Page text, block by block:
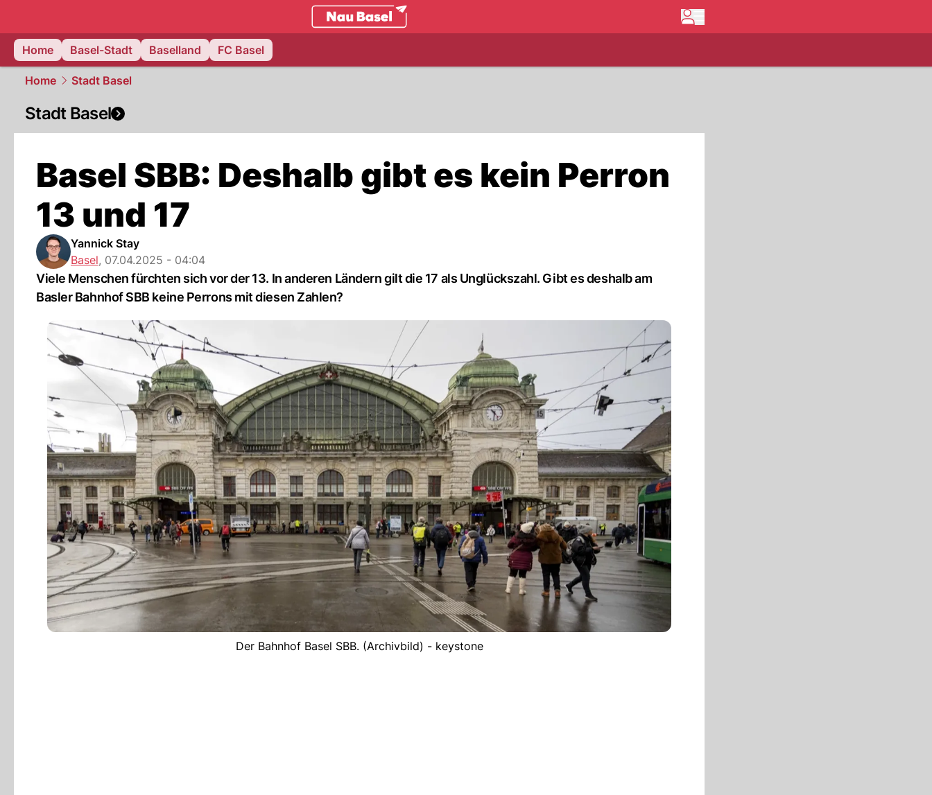
basel.
Home
Basel-Stadt Baselland FC Basel
Home Stadt Basel
Stadt Basel
Basel SBB: Deshalb gibt es kein Perron
13 und 17
Yannick Stay
Basel, 07.04.2025 - 04:04
Viele Menschen fürchten sich vor der 13. In anderen Ländern gilt die 17 als Unglückszahl. Gibt es deshalb am
Basler Bahnhof SBB keine Perrons mit diesen Zahlen?
Der Bahnhof Basel SBB. (Archivbild) - keystone